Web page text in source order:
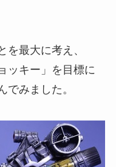
最大に考え、
ッキー」を目標に
でみました。